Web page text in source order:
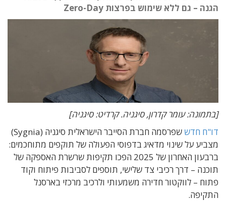
הגנה – גם ללא שימוש בפרצות Zero-Day
[בתמונה: עומר קדרון, סיגניה. קרדיט: סיגניה]
דו"ח חדש
שפרסמה חברת הסייבר הישראלית סיגניה (Sygnia)
מצביע על שינוי מדאיג בדפוסי הפעולה של תוקפים מתוחכמים:
ברבעון האחרון של 2025 הפכו תקיפות שרשרת האספקה של
תוכנה – דרך רכיבי צד שלישי, תוספים לסביבות פיתוח וקוד
פתוח – לווקטור חדירה משמעותי ולרכיב מרכזי בארסנל
התקיפה.